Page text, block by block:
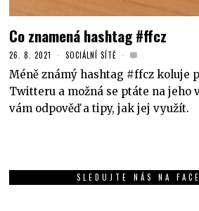
Co znamená hashtag #ffcz
26. 8. 2021 SOCIÁLNÍ SÍTĚ
Méně známý hashtag #ffcz koluje
Twitteru a možná se ptáte na jeho
vám odpověď a tipy, jak jej využít.
SLEDUJTE NÁS NA